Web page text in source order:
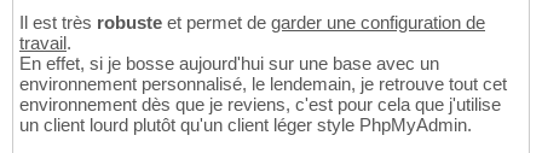
Il est très robuste et permet de garder une configuration de
travail.
En effet, si je bosse aujourd'hui sur une base avec un
environnement personnalisé, le lendemain, je retrouve tout cet
environnement dès que je reviens, c'est pour cela que j'utilise
un client lourd plutôt qu'un client léger style PhpMyAdmin.